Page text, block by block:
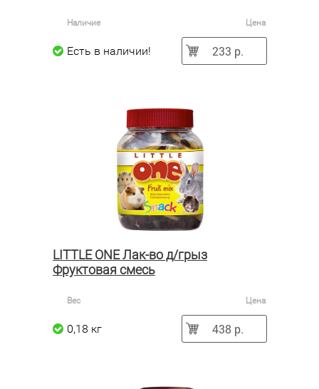
Наличие Цена
Есть в наличии! 233 р.
LITTLE ONE Лак-во д/грыз
Фруктовая смесь
Вес Цена
0,18 кг 438 р.